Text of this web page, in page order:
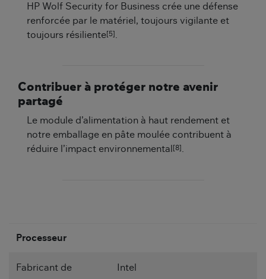
HP Wolf Security for Business crée une défense
renforcée par le matériel, toujours vigilante et
toujours résiliente[5] .
Contribuer à protéger notre avenir
partagé
Le module d’alimentation à haut rendement et
notre emballage en pâte moulée contribuent à
réduire l’impact environnemental [8] .
Processeur
Fabricant de
Intel